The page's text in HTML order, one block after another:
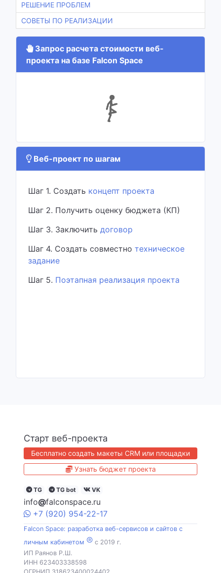
РЕШЕНИЕ ПРОБЛЕМ
СОВЕТЫ ПО РЕАЛИЗАЦИИ
Запрос расчета стоимости веб-
проекта на базе Falcon Space
Веб-проект по шагам
Шаг 1. Создать концепт проекта
Шаг 2. Получить оценку бюджета (КП)
Шаг 3. Заключить договор
Шаг 4. Создать совместно техническое
задание
Шаг 5. Поэтапная реализация проекта
Старт веб-проекта
Бесплатно создать макеты CRM или площадки
Узнать бюджет проекта
TG TG bot VK
info@falconspace.ru
+7 (920) 954-22-17
Falcon Space: разработка веб-сервисов и сайтов с
личным кабинетом ® c 2019 г.
ИП Раянов Р.Ш.
ИНН 623403338598